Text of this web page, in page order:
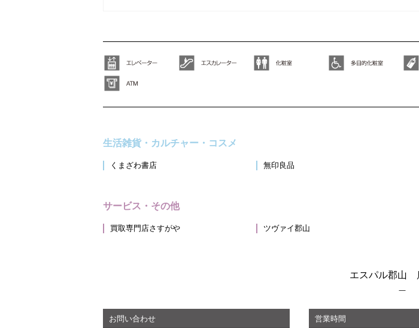
生活雑貨・カルチャー・コスメ
くまざわ書店 無印良品
サービス・その他
買取専門店さすがや ツヴァイ郡山
エスパル郡山
お問い合わせ 営業時間